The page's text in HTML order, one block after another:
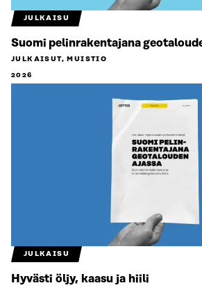
JULKAISU
Suomi pelinrakentajana
JULKAISUT, MUISTIO
2026
JULKAISU
Hyvästi öljy, kaasu ja hiili